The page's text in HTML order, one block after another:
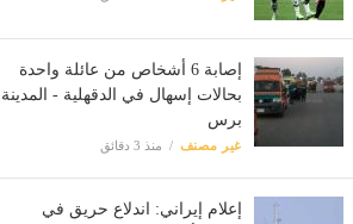
إصابة 6 أشخاص من عائلة واحدة
بحالات إسهال في الدقهلية - المدينة
برس
غير مصنف منذ 3 دقائق
إعلام إيراني: اندلاع حريق في